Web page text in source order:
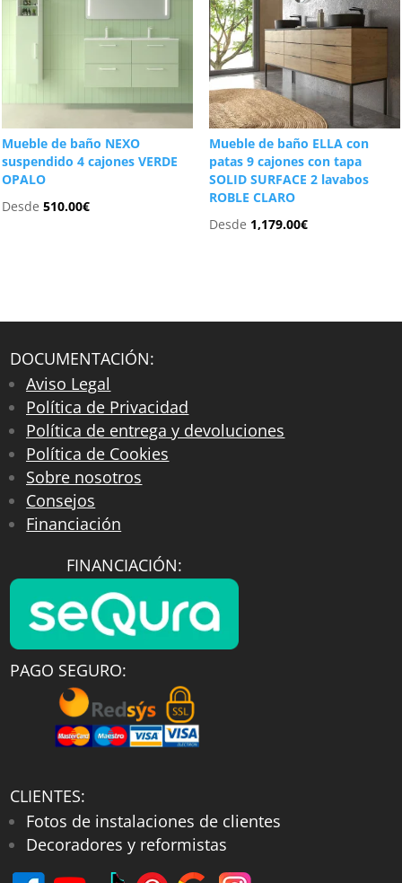
Mueble de baño NEXO
suspendido 4 cajones VERDE
OPALO
Desde510.00€
Mueble de baño ELLA con
patas 9 cajones con tapa
SOLID SURFACE 2 lavabos
ROBLE CLARO
Desde 1,179.00€
DOCUMENTACIÓN:
Aviso Legal
Política de Privacidad
Política de entrega y devoluciones
Política de Cookies
Sobre nosotros
Consejos
Financiación
FINANCIACIÓN:
PAGO SEGURO:
CLIENTES:
Fotos de instalaciones de clientes
Decoradores y reformistas